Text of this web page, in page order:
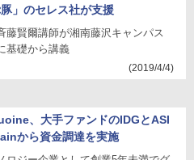
」のセレス社が支援
藤賢爾講師が湘南藤沢キャンパス
基礎から講義
(2019/4/4)
、大手ファンドのIDGとASI
から資金調達を実施